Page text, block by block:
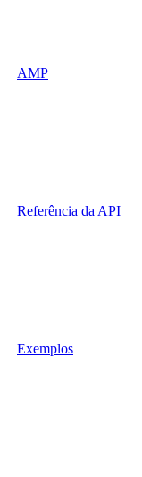
AMP
Referência da API
Exemplos